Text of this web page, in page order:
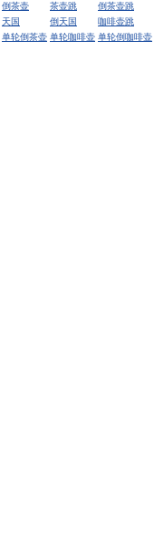
倒茶壶
茶壶跳 倒茶壶跳
天国
倒天国 咖啡壶跳
单轮倒茶壶 单轮咖啡壶 单轮倒咖啡壶